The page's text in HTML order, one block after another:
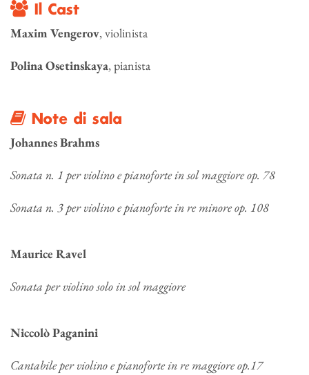
Il Cast
Maxim Vengerov, violinista
Polina Osetinskaya, pianista
Note di sala
Johannes Brahms
Sonata n. 1 per violino e pianoforte in sol maggiore op. 78
Sonata n. 3 per violino e pianoforte in re minore op. 108
Maurice Ravel
Sonata per violino solo in sol maggiore
Niccolò Paganini
Cantabile per violino e pianoforte in re maggiore op.17